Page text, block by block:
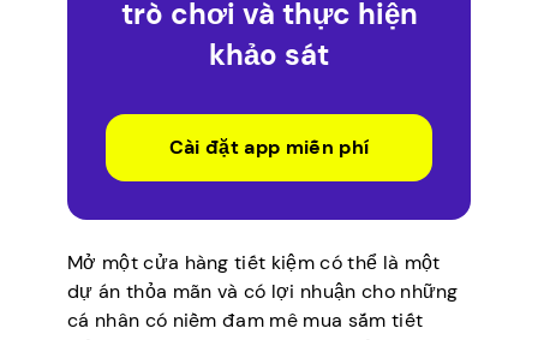
trò chơi và thực hiện
khảo sát
Cài đặt app miễn phí
Mở một cửa hàng tiết kiệm có thể là một
dự án thỏa mãn và có lợi nhuận cho những
cá nhân có niềm đam mê mua sắm tiết